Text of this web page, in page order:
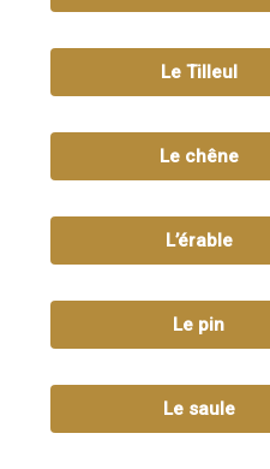
Le Tilleul
Le chêne
L’érable
Le pin
Le saule